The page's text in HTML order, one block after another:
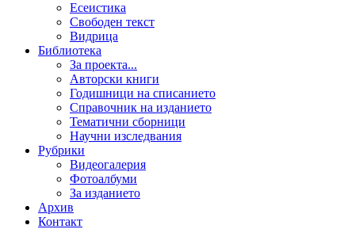
Есеистика
Свободен текст
Видрица
Библиотека
За проекта...
Авторски книги
Годишници на списанието
Справочник на изданието
Тематични сборници
Научни изследвания
Рубрики
Видеогалерия
Фотоалбуми
За изданието
Архив
Контакт